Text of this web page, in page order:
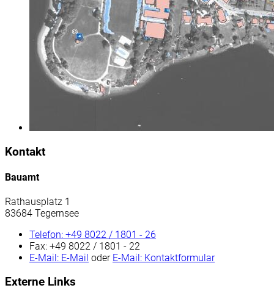
Kontakt
Bauamt
Rathausplatz 1
83684 Tegernsee
Telefon: +49 8022 / 1801 - 26
Fax: +49 8022 / 1801 - 22
E-Mail: E-Mail oder E-Mail: Kontaktformular
Externe Links